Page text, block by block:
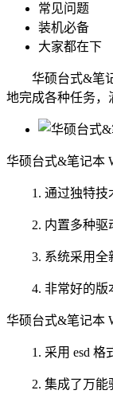
常见问题
装机必备
大家都在下
华硕台式&笔记
地完成各种任务，
华硕台式&笔记本
1. 通过独特技术
2. 内置多种驱动
3. 系统采用全新
4. 非常好的版本
华硕台式&笔记本
1. 采用 esd 格式
2. 集成了万能驱